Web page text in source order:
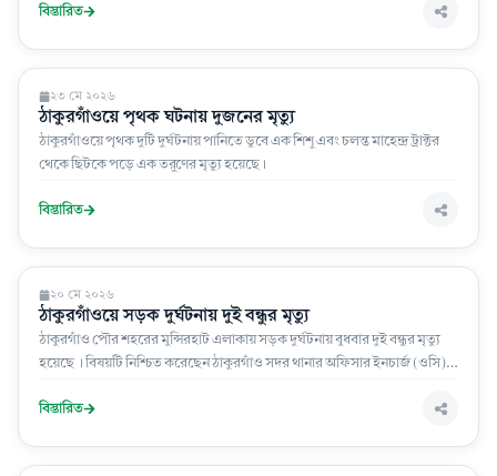
বিস্তারিত
সারা দেশ
২৩ মে ২০২৬
ঠাকুরগাঁওয়ে পৃথক ঘটনায় দুজনের মৃত্যু
ঠাকুরগাঁওয়ে পৃথক দুটি দুর্ঘটনায় পানিতে ডুবে এক শিশু এবং চলন্ত মাহেন্দ্র ট্রাক্টর
থেকে ছিটকে পড়ে এক তরুণের মৃত্যু হয়েছে।
বিস্তারিত
সারা দেশ
২০ মে ২০২৬
ঠাকুরগাঁওয়ে সড়ক দুর্ঘটনায় দুই বন্ধুর মৃত্যু
ঠাকুরগাঁও পৌর শহরের মুন্সিরহাট এলাকায় সড়ক দুর্ঘটনায় বুধবার দুই বন্ধুর মৃত্যু
হয়েছে । বিষয়টি নিশ্চিত করেছেন ঠাকুরগাঁও সদর থানার অফিসার ইনচার্জ (ওসি)
বিস্তারিত